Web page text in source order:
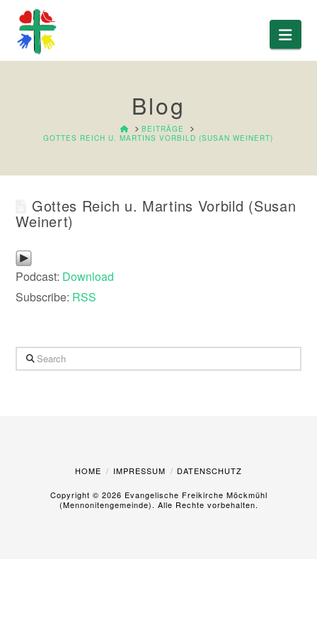
Blog
HOMEBEITRÄGE
GOTTES REICH U. MARTINS VORBILD (SUSAN WEINERT)
Gottes Reich u. Martins Vorbild (Susan
Weinert)
Podcast: Download
Subscribe: RSS
Search
HOME IMPRESSUM DATENSCHUTZ
Copyright © 2026 Evangelische Freikirche Möckmühl
(Mennonitengemeinde). Alle Rechte vorbehalten.